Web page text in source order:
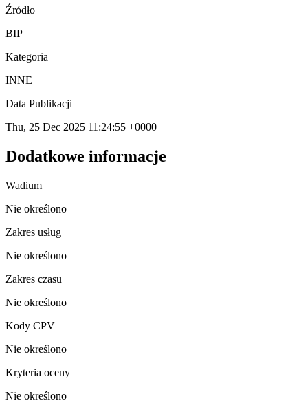
Źródło
BIP
Kategoria
INNE
Data Publikacji
Thu, 25 Dec 2025 11:24:55 +0000
Dodatkowe informacje
Wadium
Nie określono
Zakres usług
Nie określono
Zakres czasu
Nie określono
Kody CPV
Nie określono
Kryteria oceny
Nie określono